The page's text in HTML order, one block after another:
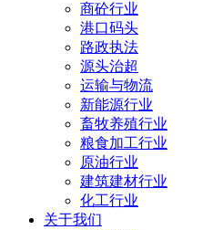
商砼行业
港口码头
路政执法
源头治超
运输与物流
新能源行业
畜牧养殖行业
粮食加工行业
原油行业
建筑建材行业
化工行业
关于我们